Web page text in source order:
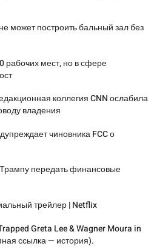
может построить бальный зал без
мест, но в сфере
коллегия CNN ослабила
владения
чиновника FCC о
передать финансовые
трейлер | Netflix
Greta Lee & Wagner Moura in
ссылка — история).